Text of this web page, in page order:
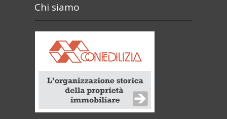
Chi siamo